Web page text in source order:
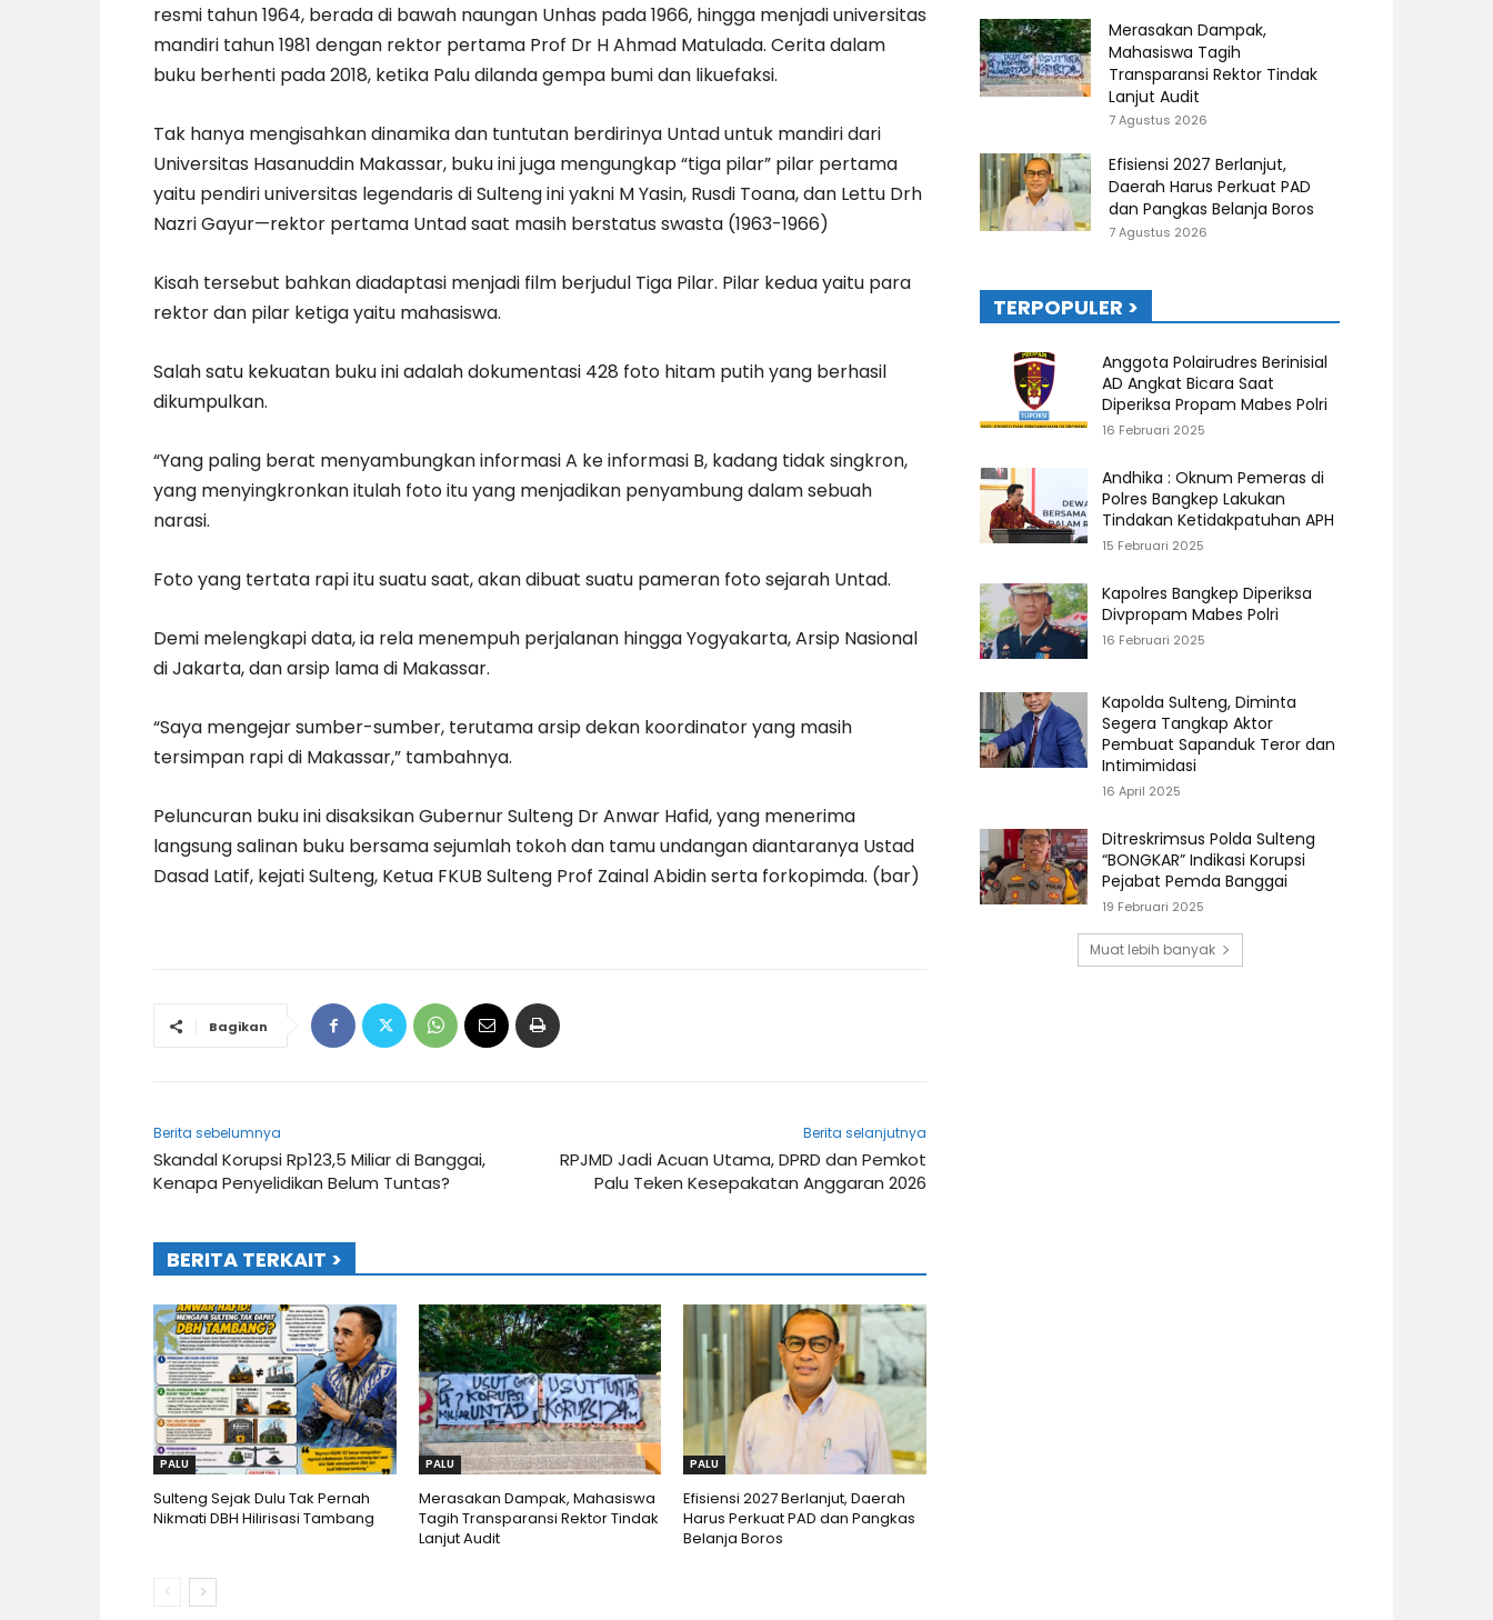
resmi tahun 1964, berada di bawah naungan Unhas pada 1966, hingga menjadi universitas
mandiri tahun 1981 dengan rektor pertama Prof Dr H Ahmad Matulada. Cerita dalam
buku berhenti pada 2018, ketika Palu dilanda gempa bumi dan likuefaksi.
Tak hanya mengisahkan dinamika dan tuntutan berdirinya Untad untuk mandiri dari
Universitas Hasanuddin Makassar, buku ini juga mengungkap “tiga pilar” pilar pertama
yaitu pendiri universitas legendaris di Sulteng ini yakni M Yasin, Rusdi Toana, dan Lettu Drh
Nazri Gayur—rektor pertama Untad saat masih berstatus swasta (1963-1966)
Kisah tersebut bahkan diadaptasi menjadi film berjudul Tiga Pilar. Pilar kedua yaitu para
rektor dan pilar ketiga yaitu mahasiswa.
Salah satu kekuatan buku ini adalah dokumentasi 428 foto hitam putih yang berhasil
dikumpulkan.
“Yang paling berat menyambungkan informasi A ke informasi B, kadang tidak singkron,
yang menyingkronkan itulah foto itu yang menjadikan penyambung dalam sebuah
narasi.
Foto yang tertata rapi itu suatu saat, akan dibuat suatu pameran foto sejarah Untad.
Demi melengkapi data, ia rela menempuh perjalanan hingga Yogyakarta, Arsip Nasional
di Jakarta, dan arsip lama di Makassar.
“Saya mengejar sumber-sumber, terutama arsip dekan koordinator yang masih
tersimpan rapi di Makassar,” tambahnya.
Peluncuran buku ini disaksikan Gubernur Sulteng Dr Anwar Hafid, yang menerima
langsung salinan buku bersama sejumlah tokoh dan tamu undangan diantaranya Ustad
Dasad Latif, kejati Sulteng, Ketua FKUB Sulteng Prof Zainal Abidin serta forkopimda. (bar)
Bagikan
Berita sebelumnya
Skandal Korupsi Rp123,5 Miliar di Banggai,
Kenapa Penyelidikan Belum Tuntas?
Berita selanjutnya
RPJMD Jadi Acuan Utama, DPRD dan Pemkot
Palu Teken Kesepakatan Anggaran 2026
BERITA TERKAIT >
PALU
Sulteng Sejak Dulu Tak Pernah
Nikmati DBH Hilirisasi Tambang
PALU
Merasakan Dampak, Mahasiswa
Tagih Transparansi Rektor Tindak
Lanjut Audit
PALU
Efisiensi 2027 Berlanjut, Daerah
Harus Perkuat PAD dan Pangkas
Belanja Boros
Merasakan Dampak,
Mahasiswa Tagih
Transparansi Rektor Tindak
Lanjut Audit
7 Agustus 2026
Efisiensi 2027 Berlanjut,
Daerah Harus Perkuat PAD
dan Pangkas Belanja Boros
7 Agustus 2026
TERPOPULER >
Anggota Polairudres Berinisial
AD Angkat Bicara Saat
Diperiksa Propam Mabes Polri
16 Februari 2025
Andhika : Oknum Pemeras di
Polres Bangkep Lakukan
Tindakan Ketidakpatuhan APH
15 Februari 2025
Kapolres Bangkep Diperiksa
Divpropam Mabes Polri
16 Februari 2025
Kapolda Sulteng, Diminta
Segera Tangkap Aktor
Pembuat Sapanduk Teror dan
Intimimidasi
16 April 2025
Ditreskrimsus Polda Sulteng
“BONGKAR” Indikasi Korupsi
Pejabat Pemda Banggai
19 Februari 2025
Muat lebih banyak